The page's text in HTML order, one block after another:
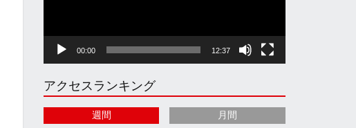
g
r
k b
e
00:00 12:37
アクセスランキング
週間 月間